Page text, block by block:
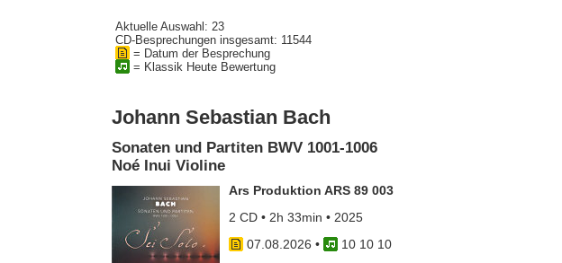
Aktuelle Auswahl: 23
CD-Besprechungen insgesamt: 11544
= Datum der Besprechung
= Klassik Heute Bewertung
Johann Sebastian Bach
Sonaten und Partiten BWV 1001-1006
Noé Inui Violine
Ars Produktion ARS 89 003
2 CD • 2h 33min • 2025
07.08.2026 •
10 10 10